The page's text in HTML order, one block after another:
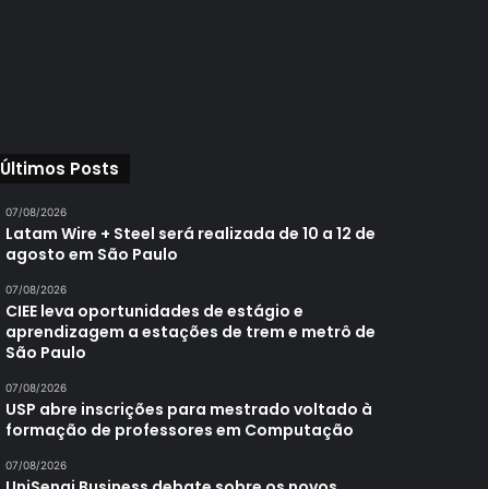
Últimos Posts
07/08/2026
Latam Wire + Steel será realizada de 10 a 12 de
agosto em São Paulo
07/08/2026
CIEE leva oportunidades de estágio e
aprendizagem a estações de trem e metrô de
São Paulo
07/08/2026
USP abre inscrições para mestrado voltado à
formação de professores em Computação
07/08/2026